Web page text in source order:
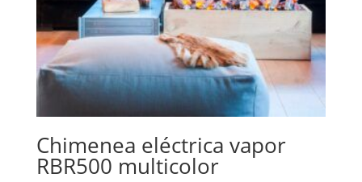
Chimenea eléctrica vapor
RBR500 multicolor